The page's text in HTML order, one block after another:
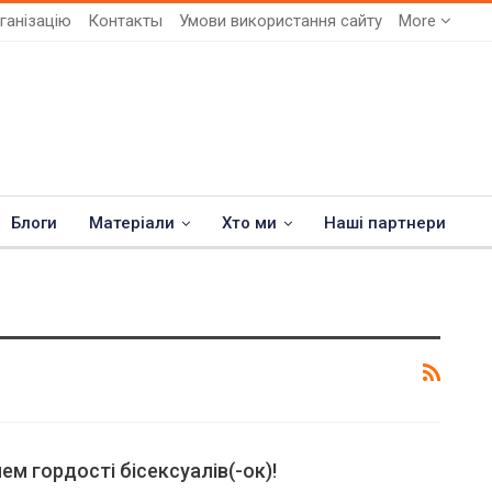
Контакты Умови використання сайту More
Блоги Матеріали Хто ми Наші партнери
гордості бісексуалів(-ок)!